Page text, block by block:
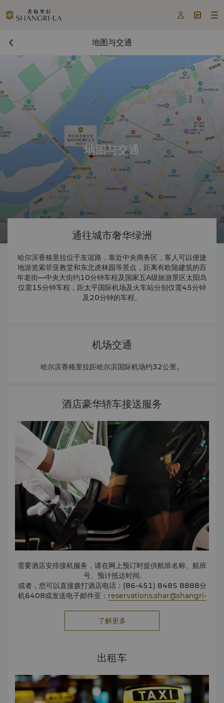
  
地图与交通
地图与交通
通往城市奢华绿洲
哈尔滨香格里拉位于友谊路，靠近中央商务区，客人可以便捷
地游览索菲亚教堂和东北虎林园等景点，距离有欧陆建筑的百
年老街—中央大街约10分钟车程及国家五A级旅游景区太阳岛
仅需15分钟车程，距太平国际机场及火车站分别仅需45分钟
及20分钟的车程。
机场交通
哈尔滨香格里拉距哈尔滨国际机场约32公里。
酒店豪华轿车接送服务
需要酒店安排接机服务，请在网上预订时提供航班名称、航班
号、预计抵达时间.
或者，您可以直接拨打酒店电话：(86-451) 8485 8888分
机6408或发送电子邮件至： reservations.shar@shangri-
请至少提前两天预订机场接送服务。
了解更多
出租车